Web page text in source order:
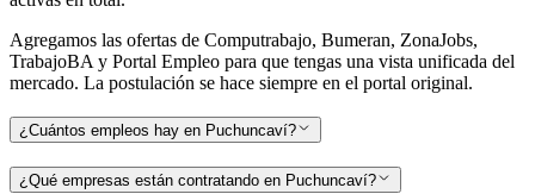
Agregamos las ofertas de Computrabajo, Bumeran, ZonaJobs,
TrabajoBA y Portal Empleo para que tengas una vista unificada del
mercado. La postulación se hace siempre en el portal original.
¿Cuántos empleos hay en Puchuncaví?
¿Qué empresas están contratando en Puchuncaví?